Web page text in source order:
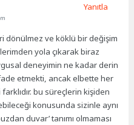
dönülmez ve köklü bir değişim
yola çıkarak biraz
deneyimin ne kadar derin
etmekti, ancak elbette her
bu süreçlerin kişiden
konusunda sizinle aynı
duvar’ tanımı olmaması
Yanıtla